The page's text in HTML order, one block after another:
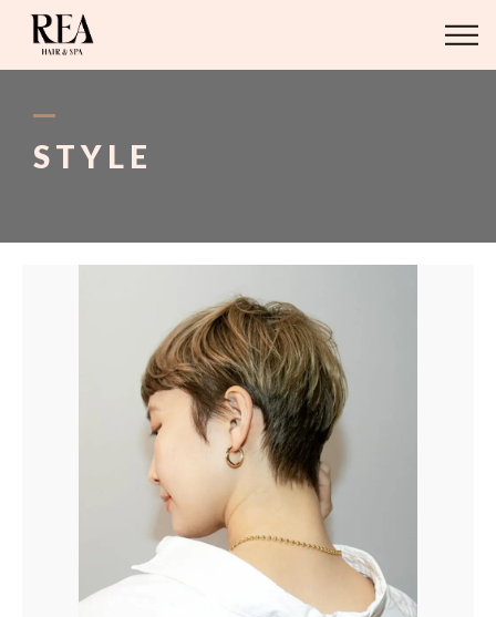
STYLE
ABOUT
STYLE
MENU
ACCESS
03-6421-2751
（最終受付はメニューにより異なります）
火曜日定休/予約制